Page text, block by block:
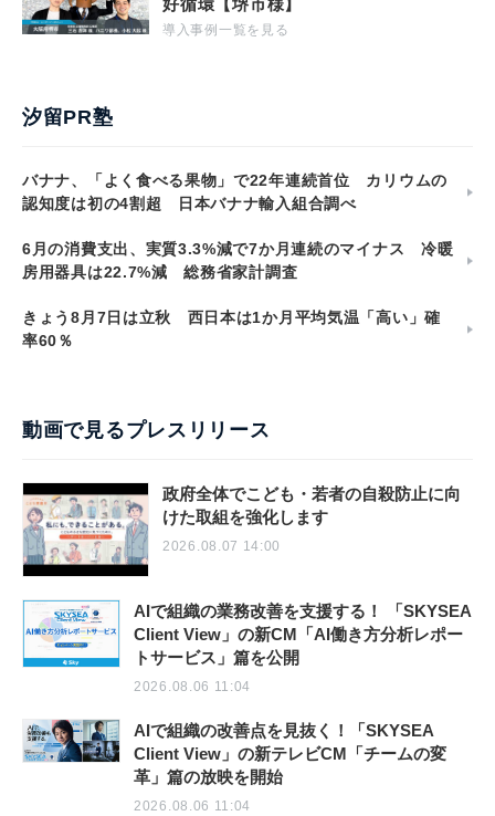
導入事例一覧を見る
汐留PR塾
バナナ、「よく食べる果物」で22年連続首位 カリウムの
認知度は初の4割超 日本バナナ輸入組合調べ
6月の消費支出、実質3.3%減で7か月連続のマイナス 冷暖
房用器具は22.7%減 総務省家計調査
きょう8月7日は立秋 西日本は1か月平均気温「高い」確
率60％
動画で見るプレスリリース
政府全体でこども・若者の自殺防止に向
けた取組を強化します
2026.08.07 14:00
AIで組織の業務改善を支援する！ 「SKYSEA
Client View」の新CM「AI働き方分析レポー
トサービス」篇を公開
2026.08.06 11:04
AIで組織の改善点を見抜く！「SKYSEA
Client View」の新テレビCM「チームの変
革」篇の放映を開始
2026.08.06 11:04